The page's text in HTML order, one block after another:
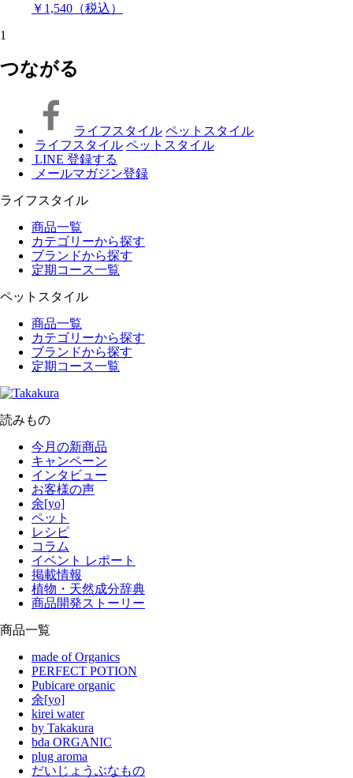
￥1,540（税込）
1
つながる
ライフスタイル ペットスタイル
ライフスタイル ペットスタイル
LINE 登録する
メールマガジン登録
ライフスタイル
商品一覧
カテゴリーから探す
ブランドから探す
定期コース一覧
ペットスタイル
商品一覧
カテゴリーから探す
ブランドから探す
定期コース一覧
読みもの
今月の新商品
キャンペーン
インタビュー
お客様の声
余[yo]
ペット
レシピ
コラム
イベント レポート
掲載情報
植物・天然成分辞典
商品開発ストーリー
商品一覧
made of Organics
PERFECT POTION
Pubicare organic
余[yo]
kirei water
by Takakura
bda ORGANIC
plug aroma
だいじょうぶなもの